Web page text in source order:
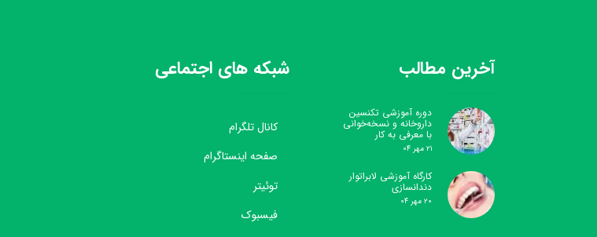
آخرین مطالب
دوره آموزشی تکنسین
داروخانه و نسخه‌خوانی
با معرفی به کار
۲۱ مهر ۰۴
کارگاه آموزشی لابراتوار
دندانسازی
۲۰ مهر ۰۴
شبکه های اجتماعی
کانال تلگرام
صفحه اینستاگرام
توئیتر
فیسبوک